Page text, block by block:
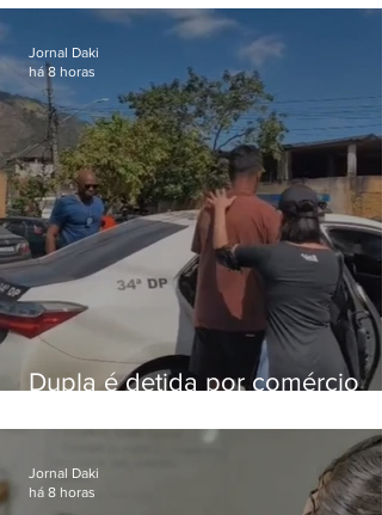
foragido
Dupla é detida por comércio
Bangu
Jornal Daki
há 8 horas
Jornal Daki
há 8 horas